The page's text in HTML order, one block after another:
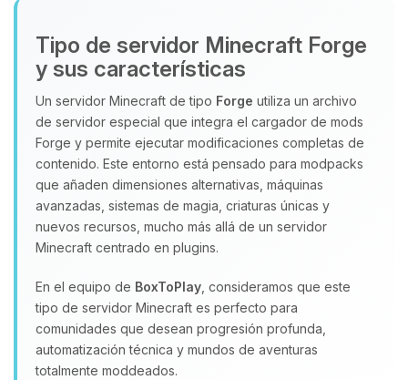
Tipo de servidor Minecraft Forge
y sus características
Un servidor Minecraft de tipo Forge utiliza un archivo
de servidor especial que integra el cargador de mods
Forge y permite ejecutar modificaciones completas de
contenido. Este entorno está pensado para modpacks
que añaden dimensiones alternativas, máquinas
avanzadas, sistemas de magia, criaturas únicas y
nuevos recursos, mucho más allá de un servidor
Minecraft centrado en plugins.
En el equipo de BoxToPlay , consideramos que este
tipo de servidor Minecraft es perfecto para
comunidades que desean progresión profunda,
automatización técnica y mundos de aventuras
totalmente moddeados.
Yupi, por fin alguien con quien
hablar! Soy Choupy, tu pequeno
asistente de BoxToPlay. Cuentame
que necesitas y moveré mis
pequenos circuitos para ayudarte.
07/08/2026 20:02